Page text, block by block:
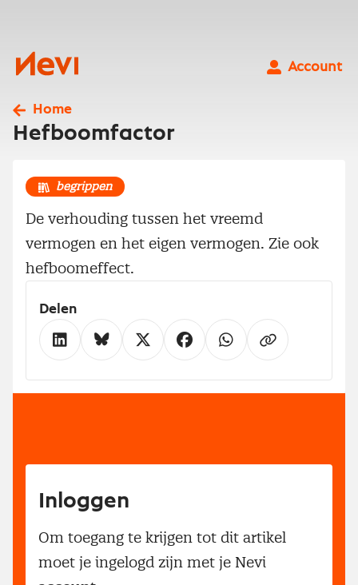
Nevi
Account
Home
Hefboomfactor
begrippen
De verhouding tussen het vreemd
vermogen en het eigen vermogen. Zie ook
hefboomeffect.
Delen
Inloggen
Om toegang te krijgen tot dit artikel
moet je ingelogd zijn met je Nevi